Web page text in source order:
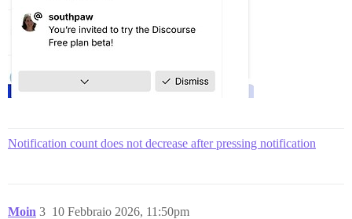
Notification count does not decrease after pressing notification
Moin 10 Febbraio 2026, 11:50pm
3